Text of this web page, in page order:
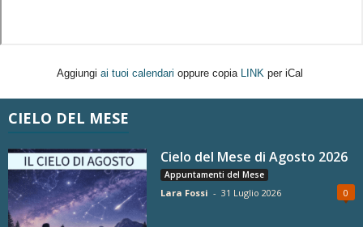
Aggiungi ai tuoi calendari oppure copia LINK per iCal
CIELO DEL MESE
Cielo del Mese di Agosto 2026
Appuntamenti del Mese
Lara Fossi - 31 Luglio 2026 0